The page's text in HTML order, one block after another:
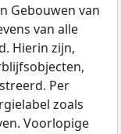
Gebouwen van
van alle
Hierin zijn,
Per
zoals
Voorlopige